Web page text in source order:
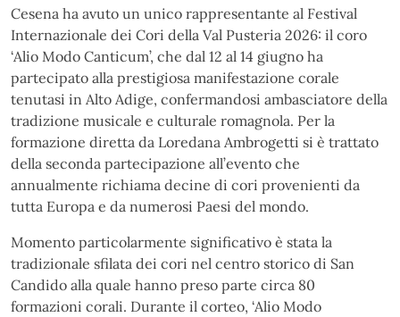
Cesena ha avuto un unico rappresentante al Festival
Internazionale dei Cori della Val Pusteria 2026: il coro
‘Alio Modo Canticum’, che dal 12 al 14 giugno ha
partecipato alla prestigiosa manifestazione corale
tenutasi in Alto Adige, confermandosi ambasciatore della
tradizione musicale e culturale romagnola. Per la
formazione diretta da Loredana Ambrogetti si è trattato
della seconda partecipazione all’evento che
annualmente richiama decine di cori provenienti da
tutta Europa e da numerosi Paesi del mondo.
Momento particolarmente significativo è stata la
tradizionale sfilata dei cori nel centro storico di San
Candido alla quale hanno preso parte circa 80
formazioni corali. Durante il corteo, ‘Alio Modo